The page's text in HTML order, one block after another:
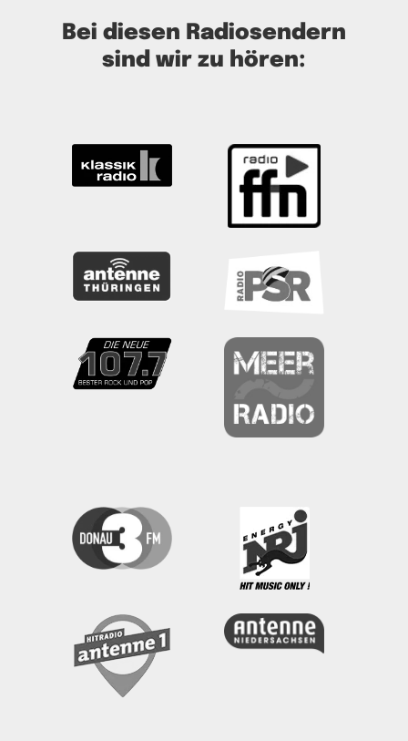
Bei diesen Radiosendern
sind wir zu hören: